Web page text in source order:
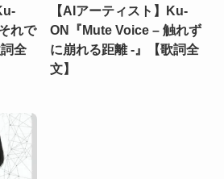
れで
全
【AIアーティスト】Ku-
ON『Mute Voice – 触れず
に崩れる距離 -』【歌詞全
文】